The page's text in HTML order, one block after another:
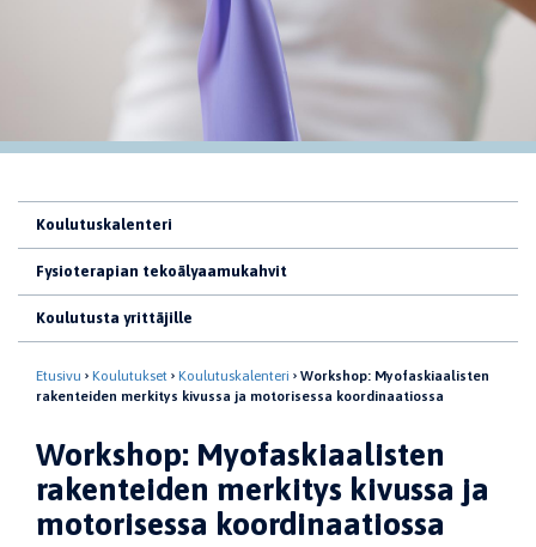
Koulutuskalenteri
Fysioterapian tekoälyaamukahvit
Koulutusta yrittäjille
Etusivu Koulutukset Koulutuskalenteri
Workshop: Myofaskiaalisten
rakenteiden merkitys kivussa ja motorisessa koordinaatiossa
Workshop: Myofaskiaalisten
rakenteiden merkitys kivussa ja
motorisessa koordinaatiossa